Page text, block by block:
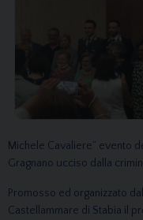
Michele Cavaliere” evento
Gragnano ucciso dalla
Promosso ed organizzato
Castellammare di Stabia il